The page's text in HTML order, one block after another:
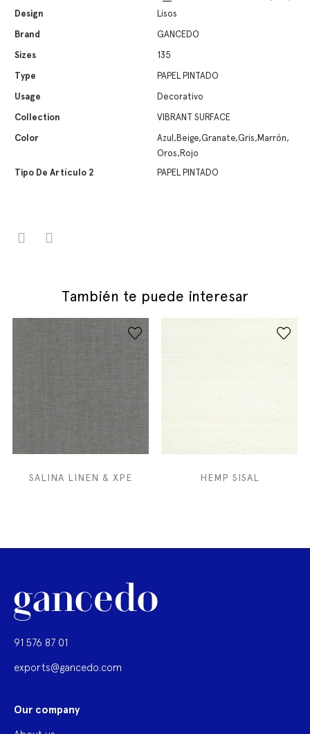
Design
Lisos
Brand
GANCEDO
Sizes
135
Type
PAPEL PINTADO
Usage
Decorativo
Collection
VIBRANT SURFACE
Color
Azul,Beige,Granate,Gris,Marrón,
Oros,Rojo
Tipo De Artículo 2
PAPEL PINTADO
También te puede interesar
SALINA LINEN & XPE HEMP SISAL
91 576 87 01
exports@gancedo.com
Our company